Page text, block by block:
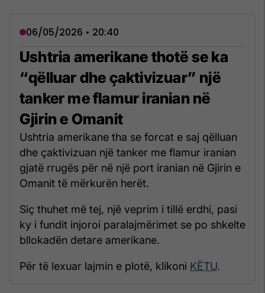
06/05/2026 • 20:40
Ushtria amerikane thotë se ka
“qëlluar dhe çaktivizuar” një
tanker me flamur iranian në
Gjirin e Omanit
Ushtria amerikane tha se forcat e saj qëlluan
dhe çaktivizuan një tanker me flamur iranian
gjatë rrugës për në një port iranian në Gjirin e
Omanit të mërkurën herët.
Siç thuhet më tej, një veprim i tillë erdhi, pasi
ky i fundit injoroi paralajmërimet se po shkelte
bllokadën detare amerikane.
Për të lexuar lajmin e plotë, klikoni KËTU.